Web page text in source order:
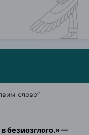
слово”
безмозглого.»—